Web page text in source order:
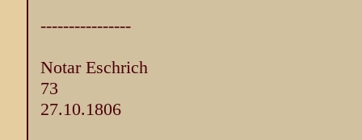
----------------
Notar Eschrich
73
27.10.1806